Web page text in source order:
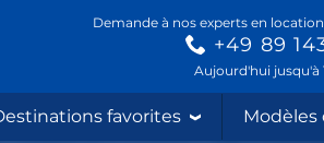
Demande à nos experts en
+49 89
Aujourd'hui jusqu'à
favorites Modèles